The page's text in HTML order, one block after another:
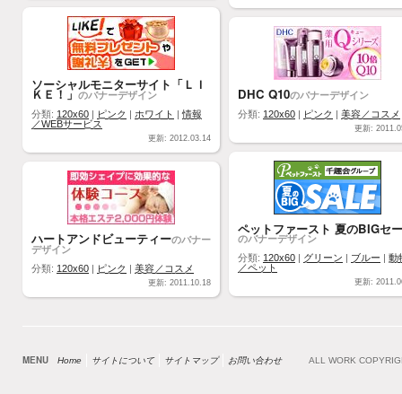
ソーシャルモニターサイト「ＬＩ
ＫＥ！」 のバナーデザイン
分類: 120x60 ピンク ホワイト |情報
／WEBサービス
更新: 2012.03.14
DHC Q10のバナーデザイン
分類: 120x60 ピンク 美容／コスメ
更新:
ペットファースト 夏のBIGセ
のバナーデザイン
分類: 120x60 グリーン ブルー
動
／ペット
更新:
ハートアンドビューティーのバナー
デザイン
分類: 120x60 ピンク 美容／コスメ
更新: 2011.10.18
MENU Home サイトについて サイトマップ お問い合わせ ALL WORK